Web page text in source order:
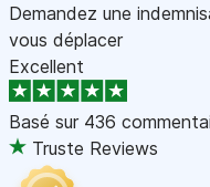
Demandez une
vous déplacer
Excellent
Basé sur 436
Truste Reviews